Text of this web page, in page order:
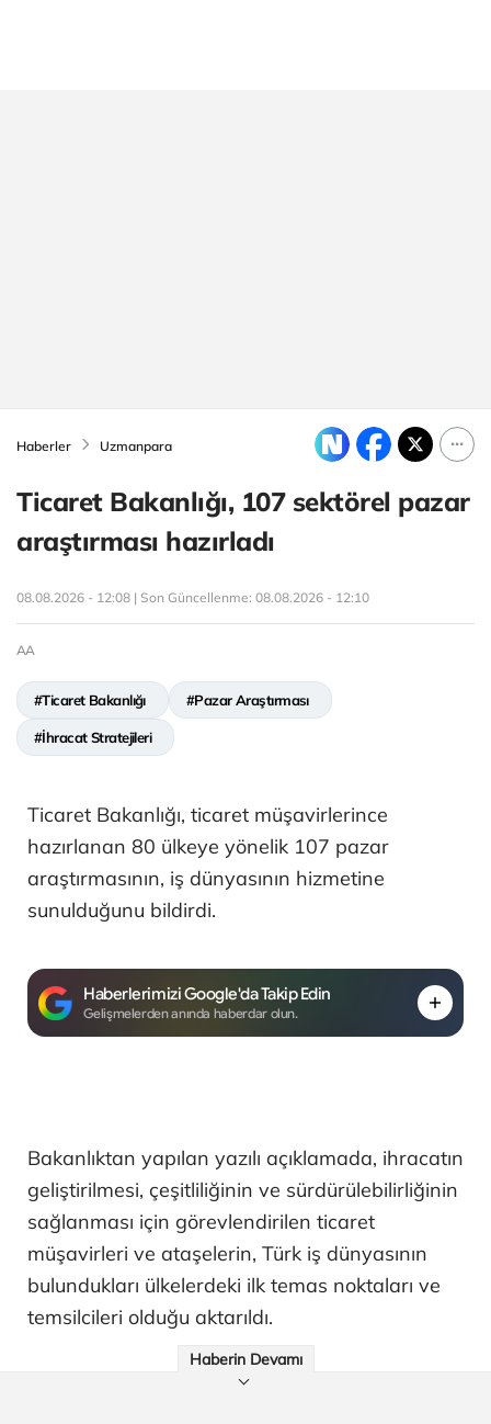
Haberler Uzmanpara
Ticaret Bakanlığı, 107 sektörel pazar
araştırması hazırladı
08.08.2026 - 12:08 | Son Güncellenme: 08.08.2026 - 12:10
AA
#Ticaret Bakanlığı #Pazar Araştırması
#İhracat Stratejileri
Ticaret Bakanlığı, ticaret müşavirlerince
hazırlanan 80 ülkeye yönelik 107 pazar
araştırmasının, iş dünyasının hizmetine
sunulduğunu bildirdi.
Haberlerimizi Google'da Takip Edin
Gelişmelerden anında haberdar olun.
Bakanlıktan yapılan yazılı açıklamada, ihracatın
geliştirilmesi, çeşitliliğinin ve sürdürülebilirliğinin
sağlanması için görevlendirilen ticaret
müşavirleri ve ataşelerin, Türk iş dünyasının
bulundukları ülkelerdeki ilk temas noktaları ve
temsilcileri olduğu aktarıldı.
Haberin Devamı